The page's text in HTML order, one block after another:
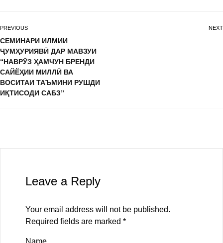
PREVIOUS
СЕМИНАРИ ИЛМИИ
ҶУМҲУРИЯВӢ ДАР МАВЗУИ
“НАВРӮЗ ҲАМЧУН БРЕНДИ
САЙЁҲИИ МИЛЛӢ ВА
ВОСИТАИ ТАЪМИНИ РУШДИ
ИҚТИСОДИ САБЗ”
NEXT
Leave a Reply
Your email address will not be published.
Required fields are marked *